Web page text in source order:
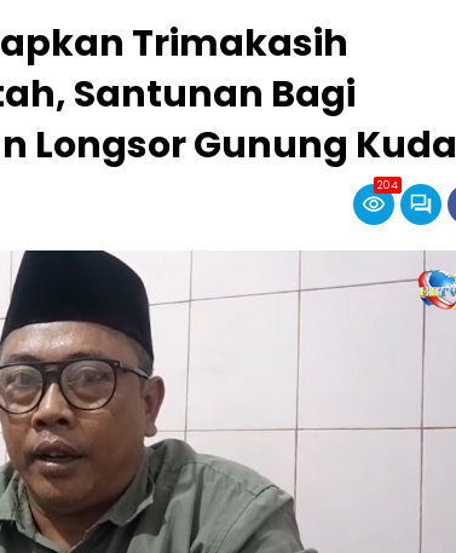
Trimakasih
Santunan Bagi
Longsor Gunung Kuda
204